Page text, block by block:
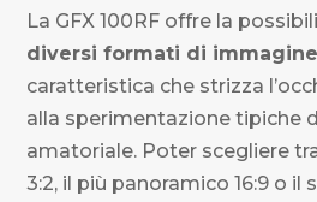
La GFX 100RF offre la
diversi formati di immagine
caratteristica che strizza
alla sperimentazione tipiche
amatoriale. Poter scegliere
3:2, il più panoramico 16:9 o